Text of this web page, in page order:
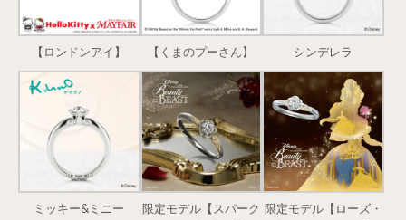
【ロンドンアイ】 【くまのプーさん】 シンデレラ
ミッキー&ミニー
限定モデル【スパーク 限定モデル【ローズ・